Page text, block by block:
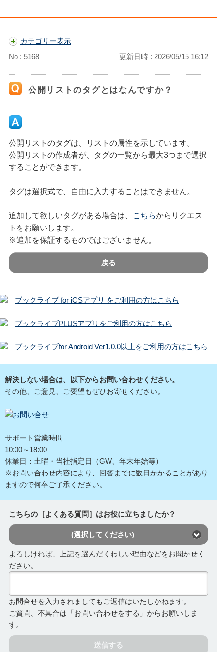
カテゴリー表示
No : 5168
更新日時 : 2026/05/15 16:12
公開リストのタグとはなんですか？
公開リストのタグは、リストの属性を示しています。
公開リストの作成者が、タグの一覧から最大3つまで選択
することができます。
タグは選択式で、自由に入力することはできません。
追加して欲しいタグがある場合は、 こちらからリクエス
トをお願いします。
※追加を保証するものではございません。
戻る
ブックライブ for iOSアプリ をご利用の方はこちら
ブックライブPLUSアプリをご利用の方はこちら
ブックライブfor Android Ver1.0.0以上をご利用の方はこちら
解決しない場合は、以下からお問い合わせください。
その他、ご意見、ご要望もぜひお寄せください。
サポート営業時間
10:00～18:00
休業日：土曜・当社指定日（GW、年末年始等）
※お問い合わせ内容により、回答までに数日かかることがあり
ますので何卒ご了承ください。
こちらの［よくある質問］はお役に立ちましたか？
(選択してください)
よろしければ、上記を選んだくわしい理由などをお聞かせく
ださい。
お問合せを入力されましてもご返信はいたしかねます。
ご質問、不具合は「お問い合わせをする」からお願いしま
す。
送信する